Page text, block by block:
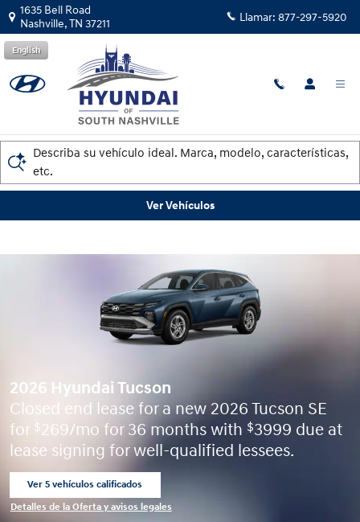
Saltar al contenido principal
Hyundai of South Nashville
1635 Bell Road
Nashville,TN 37211 Llamar: 877-297-5920
English
Encuentre Su Vehículo
Describa su vehículo ideal. Marca, modelo, características,
etc.
Ver Vehículos
2026 Hyundai Tucson
Closed end lease for a new 2026 Tucson SE
for $269/mo for 36 months with $3999 due at
lease signing for well-qualified lessees.
Ver 5 vehículos calificados
Detalles de la Oferta y avisos legales